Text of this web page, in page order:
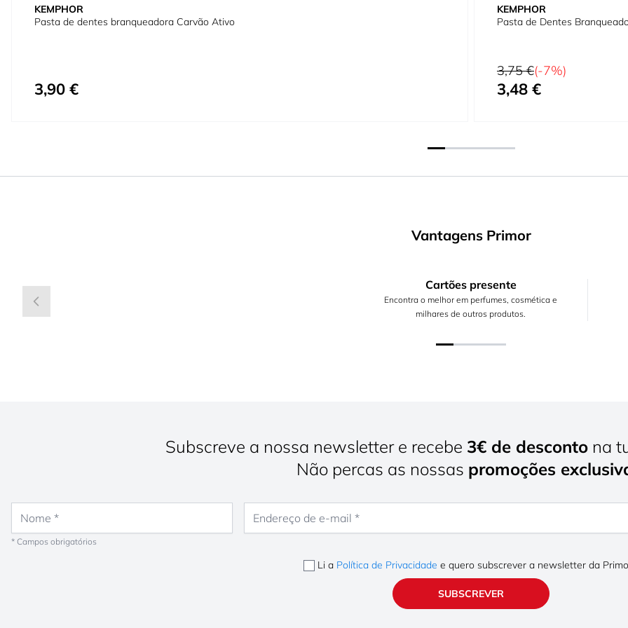
KEMPHOR
Pasta de dentes branqueadora Carvão Ativo
3,90 €
KEMPHOR
Pasta de Dentes
Preço Normal
3,75 €(-7%)
Preço Especial
3,48 €
Vantagens Primor
Cartões presente
Encontra o melhor em perfumes, cosmética e
milhares de outros produtos.
Subscreve a nossa newsletter e recebe 3€ de desconto na
Não percas as nossas promoções
* Campos obrigatórios
Li a Política de Privacidade e quero subscrever a newsletter da
SUBSCREVER